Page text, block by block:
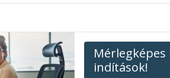
indítások!